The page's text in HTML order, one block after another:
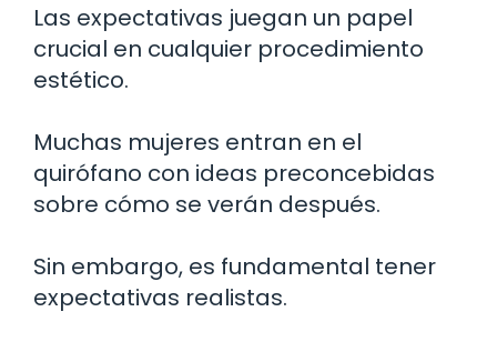
Las expectativas juegan un papel
crucial en cualquier procedimiento
estético.
Muchas mujeres entran en el
quirófano con ideas preconcebidas
sobre cómo se verán después.
Sin embargo, es fundamental tener
expectativas realistas.